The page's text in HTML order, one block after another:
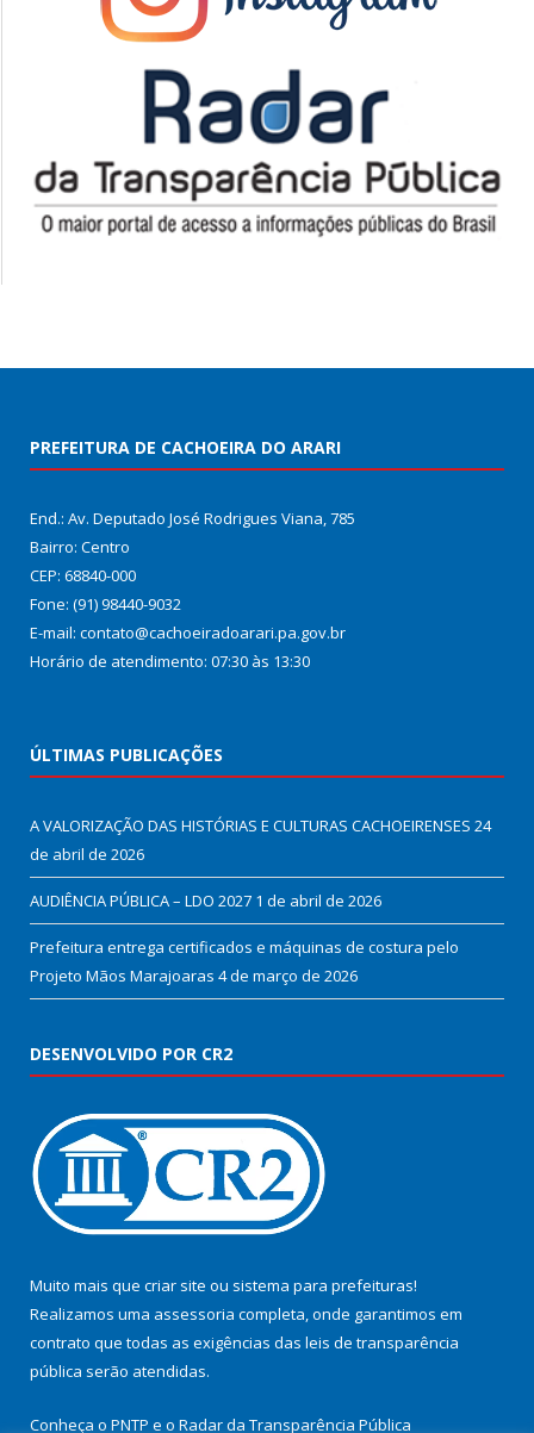
PREFEITURA DE CACHOEIRA DO ARARI
End.: Av. Deputado José Rodrigues Viana, 785
Bairro: Centro
CEP: 68840-000
Fone: (91) 98440-9032
E-mail: contato@cachoeiradoarari.pa.gov.br
Horário de atendimento: 07:30 às 13:30
ÚLTIMAS PUBLICAÇÕES
A VALORIZAÇÃO DAS HISTÓRIAS E CULTURAS CACHOEIRENSES 24
de abril de 2026
AUDIÊNCIA PÚBLICA – LDO 2027 1 de abril de 2026
Prefeitura entrega certificados e máquinas de costura pelo
Projeto Mãos Marajoaras 4 de março de 2026
DESENVOLVIDO POR CR2
Muito mais que criar site ou sistema para prefeituras!
Realizamos uma assessoria completa, onde garantimos em
contrato que todas as exigências das leis de transparência
pública serão atendidas.
Conheça o PNTP e o Radar da Transparência Pública